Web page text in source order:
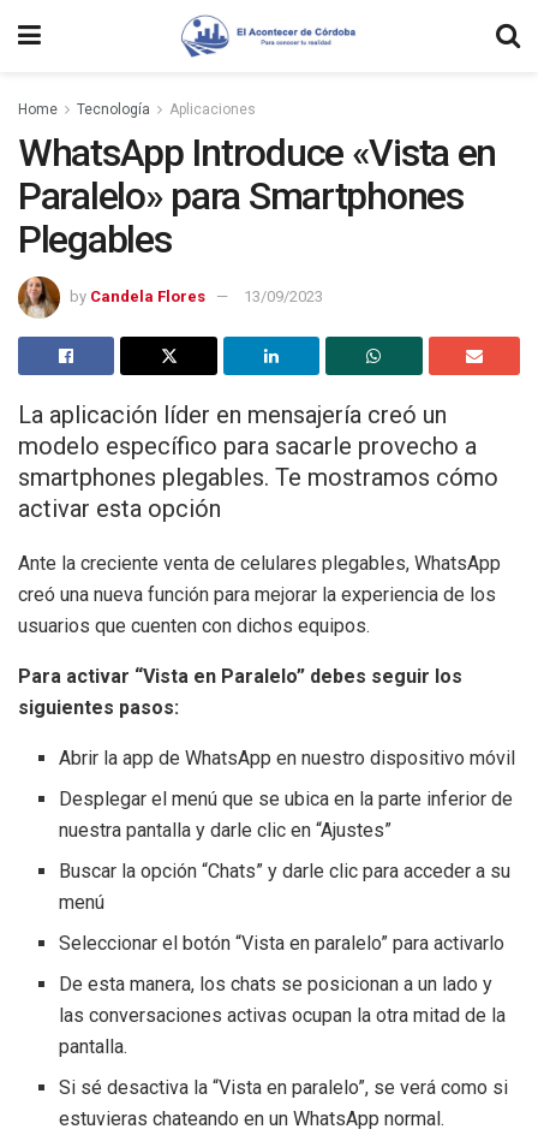
Home Tecnología Aplicaciones
WhatsApp Introduce «Vista en
Paralelo» para Smartphones
Plegables
by Candela Flores 13/09/2023
La aplicación líder en mensajería creó un
modelo específico para sacarle provecho a
smartphones plegables. Te mostramos cómo
activar esta opción
Ante la creciente venta de celulares plegables, WhatsApp
creó una nueva función para mejorar la experiencia de los
usuarios que cuenten con dichos equipos.
Para activar “Vista en Paralelo” debes seguir los
siguientes pasos:
Abrir la app de WhatsApp en nuestro dispositivo móvil
Desplegar el menú que se ubica en la parte inferior de
nuestra pantalla y darle clic en “Ajustes”
Buscar la opción “Chats” y darle clic para acceder a su
menú
Seleccionar el botón “Vista en paralelo” para activarlo
De esta manera, los chats se posicionan a un lado y
las conversaciones activas ocupan la otra mitad de la
pantalla.
Si sé desactiva la “Vista en paralelo”, se verá como si
estuvieras chateando en un WhatsApp normal.